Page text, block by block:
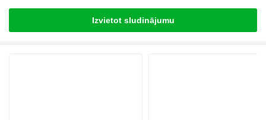
Izvietot sludinājumu